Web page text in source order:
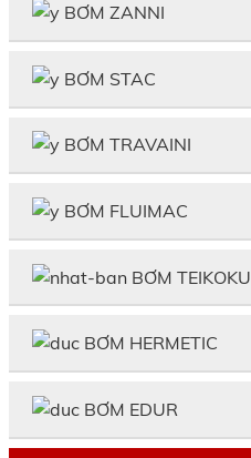
BƠM ZANNI
BƠM STAC
BƠM TRAVAINI
BƠM FLUIMAC
BƠM TEIKOKU
BƠM HERMETIC
BƠM EDUR